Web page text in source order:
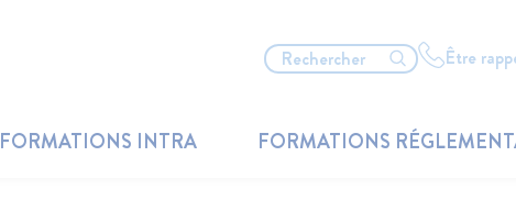
Être
FORMATIONS INTRA FORMATIONS